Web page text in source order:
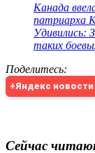
Канада
патриарха
Удивились:
таких
Поделитесь:
+Яндекс новости
Сейчас